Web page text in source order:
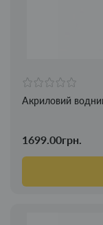
Акриловий
1699.00грн.